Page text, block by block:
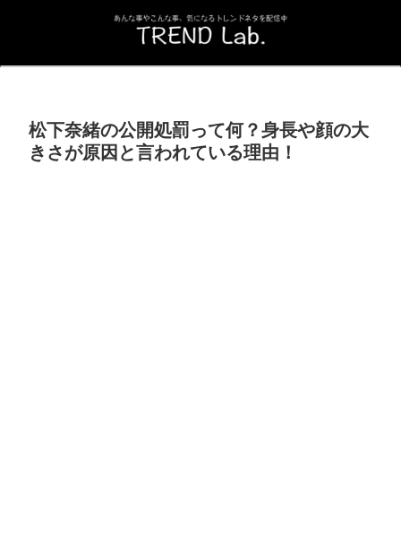
松下奈緒の公開処罰って何？身長や顔の大
きさが原因と言われている理由！